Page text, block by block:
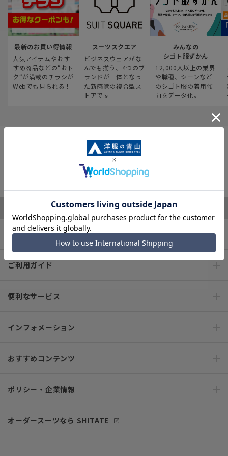
最新のお買い得情報
人気アイテムやおす
すめ商品などの“おト
ク“が満載のチラシが
Webでも見られる！
スーツスクエア
ビジネスウェアがな
んでも揃う、4つのブ
ランドが一体となっ
た新感覚の複合型ス
トアです
みんなの
シゴト服ずかん
12,000人以上の業界
や職種、シーンなど
のシゴト服の着用傾
向をデータ化。
サポート・お問い合わせ
※税表記がないものはすべて税込み価格となります
キャンペーン情報
ご利用ガイド
便利なサービス
インフォメーション
おすすめコンテンツ
ポリシー・企業情報
オーダースーツなら SHITATE